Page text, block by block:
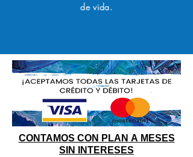
de vida.
CONTAMOS CON PLAN A MESES
SIN INTERESES